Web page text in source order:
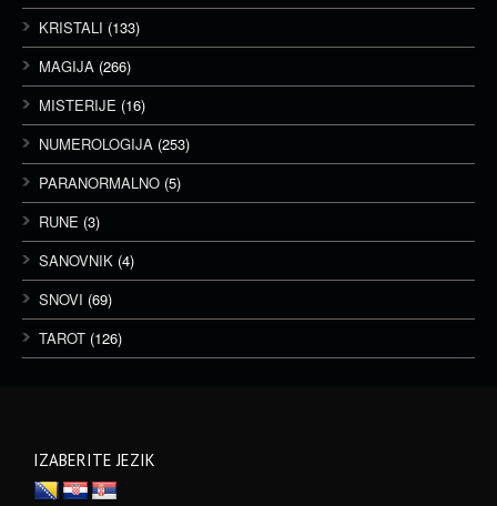
KRISTALI (133)
MAGIJA (266)
MISTERIJE (16)
NUMEROLOGIJA (253)
PARANORMALNO (5)
RUNE (3)
SANOVNIK (4)
SNOVI (69)
TAROT (126)
IZABERITE JEZIK